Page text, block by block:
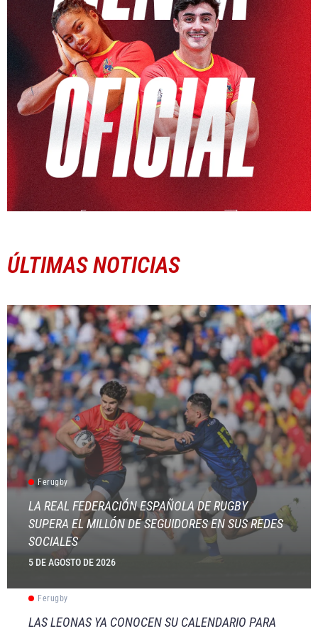
ÚLTIMAS NOTICIAS
Ferugby
LA REAL FEDERACIÓN ESPAÑOLA DE RUGBY
SUPERA EL MILLÓN DE SEGUIDORES EN SUS REDES
SOCIALES
5 DE AGOSTO DE 2026
Ferugby
LAS LEONAS YA CONOCEN SU CALENDARIO PARA